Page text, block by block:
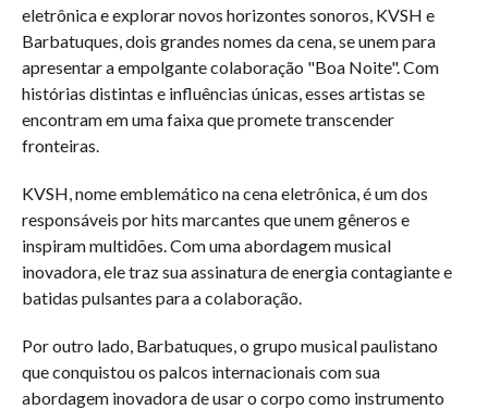
eletrônica e explorar novos horizontes sonoros, KVSH e
Barbatuques, dois grandes nomes da cena, se unem para
apresentar a empolgante colaboração "Boa Noite". Com
histórias distintas e influências únicas, esses artistas se
encontram em uma faixa que promete transcender
fronteiras.
KVSH, nome emblemático na cena eletrônica, é um dos
responsáveis por hits marcantes que unem gêneros e
inspiram multidões. Com uma abordagem musical
inovadora, ele traz sua assinatura de energia contagiante e
batidas pulsantes para a colaboração.
Por outro lado, Barbatuques, o grupo musical paulistano
que conquistou os palcos internacionais com sua
abordagem inovadora de usar o corpo como instrumento